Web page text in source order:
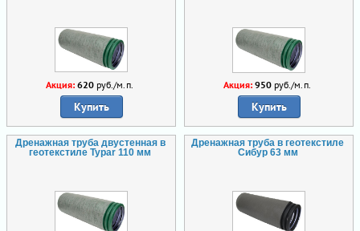
Акция: 620руб./м.п.
Купить
Акция: 950руб./м.п.
Купить
Дренажная труба двустенная в
геотекстиле Typar 110 мм
Дренажная труба в геотекстиле
Сибур 63 мм